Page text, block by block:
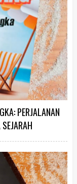
PERJALANAN